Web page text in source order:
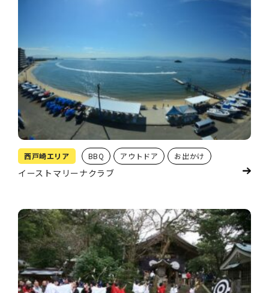
西戸崎エリア BBQ アウトドア お出かけ
イーストマリーナクラブ